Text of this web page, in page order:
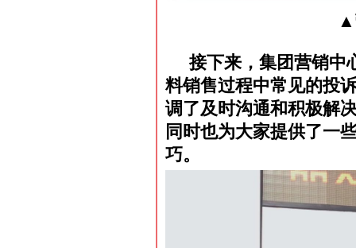
▲
接下来，集团营销中
料销售过程中常见的投
调了及时沟通和积极解
同时也为大家提供了一
巧。